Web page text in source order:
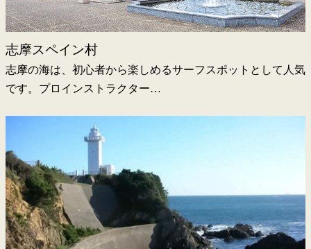
志摩スペイン村
志摩の海は、初心者から楽しめるサーフスポットとして人気
です。プロインストラクター…